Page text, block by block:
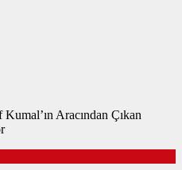
Aracından Çıkan